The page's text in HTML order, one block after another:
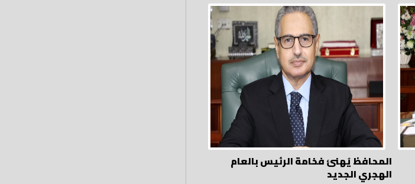
المحافظ يُهنئ فخامة الرئيس بالعام
الهجري الجديد